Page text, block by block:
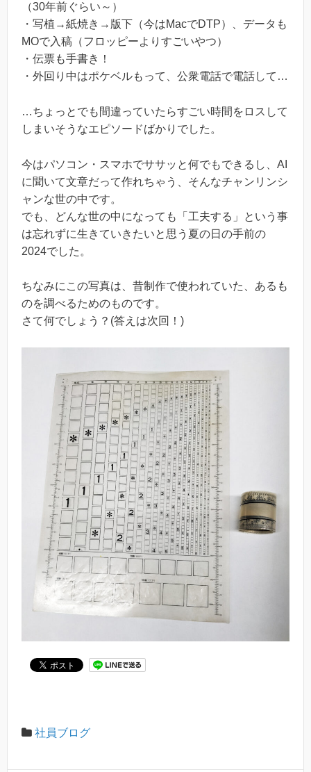
（30年前ぐらい～）
・写植→紙焼き→版下（今はMacでDTP）、データも
MOで入稿（フロッピーよりすごいやつ）
・伝票も手書き！
・外回り中はポケベルもって、公衆電話で電話して…
…ちょっとでも間違っていたらすごい時間をロスして
しまいそうなエピソードばかりでした。
今はパソコン・スマホでササッと何でもできるし、AI
に聞いて文章だって作れちゃう、そんなチャンリンシ
ャンな世の中です。
でも、どんな世の中になっても「工夫する」という事
は忘れずに生きていきたいと思う夏の日の手前の
2024でした。
ちなみにこの写真は、昔制作で使われていた、あるも
のを調べるためのものです。
さて何でしょう？(答えは次回！)
社員ブログ